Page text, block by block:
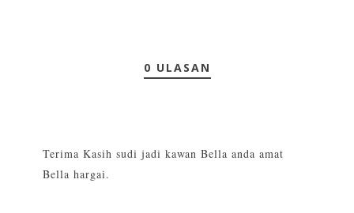
0 ULASAN
Terima Kasih sudi jadi kawan Bella anda amat
Bella hargai.